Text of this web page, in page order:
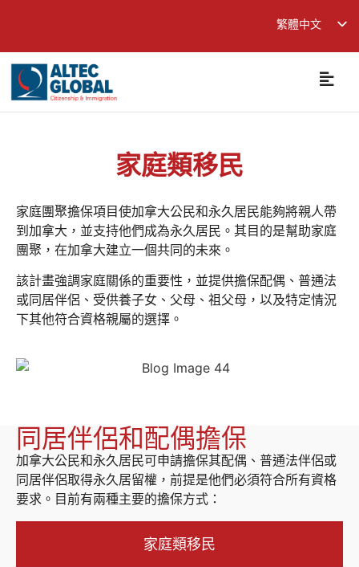
繁體中文
English
简体中文
家庭類移民
家庭團聚擔保項目使加拿大公民和永久居民能夠將親人帶
到加拿大，並支持他們成為永久居民。其目的是幫助家庭
團聚，在加拿大建立一個共同的未來。
該計畫強調家庭關係的重要性，並提供擔保配偶、普通法
或同居伴侶、受供養子女、父母、祖父母，以及特定情況
下其他符合資格親屬的選擇。
同居伴侶和配偶擔保
加拿大公民和永久居民可申請擔保其配偶、普通法伴侶或
同居伴侶取得永久居留權，前提是他們必須符合所有資格
要求。目前有兩種主要的擔保方式：
家庭類移民